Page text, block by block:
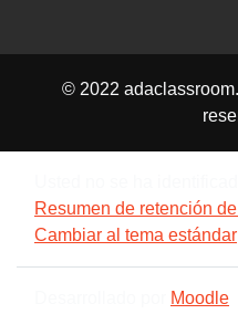
© 2022
Resumen de retención
Cambiar al tema estándar
Moodle